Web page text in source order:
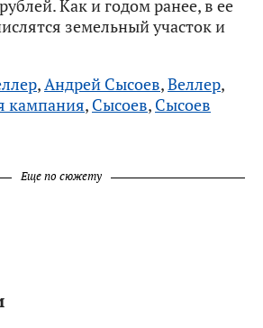
Как и годом ранее, в ее
земельный участок и
,Андрей Сысоев,Веллер,
кампания, Сысоев, Сысоев
Еще по сюжету